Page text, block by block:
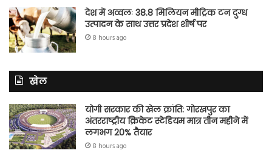
देश में अव्वलः 38.8 मिलियन मीट्रिक टन दुग्ध
उत्पादन के साथ उत्तर प्रदेश शीर्ष पर
8 hours ago
खेल
योगी सरकार की खेल क्रांति: गोरखपुर का
अंतरराष्ट्रीय क्रिकेट स्टेडियम मात्र तीन महीने में
लगभग 20% तैयार
8 hours ago